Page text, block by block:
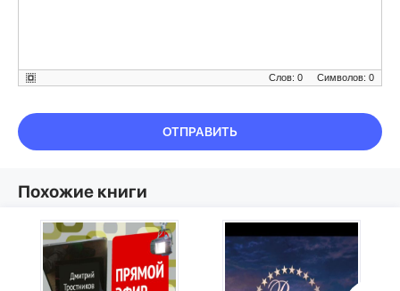
Символов: 0
Слов: 0
ОТПРАВИТЬ
Похожие книги